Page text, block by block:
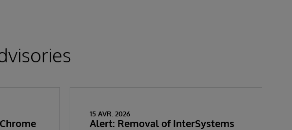
15 AVR. 2026
Alert: Removal of InterSystems